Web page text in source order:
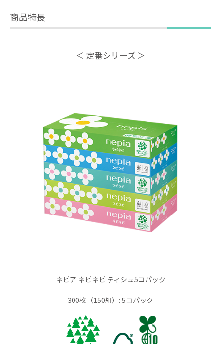
商品特長
定番シリーズ
ネピア ネピネピ ティシュ5コパック
300枚（150組）: 5コパック